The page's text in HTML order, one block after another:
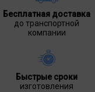
Бесплатная доставка
до транспортной
компании
Быстрые сроки
изготовления